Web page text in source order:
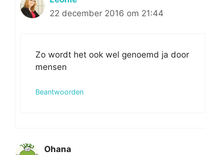
22 december 2016 om 21:44
Zo wordt het ook wel genoemd ja door
mensen
Beantwoorden
Ohana